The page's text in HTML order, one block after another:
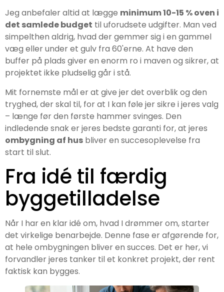
Jeg anbefaler altid at lægge minimum 10-15 % oven i
det samlede budget til uforudsete udgifter. Man ved
simpelthen aldrig, hvad der gemmer sig i en gammel
væg eller under et gulv fra 60'erne. At have den
buffer på plads giver en enorm ro i maven og sikrer, at
projektet ikke pludselig går i stå.
Mit fornemste mål er at give jer det overblik og den
tryghed, der skal til, for at I kan føle jer sikre i jeres valg
– længe før den første hammer svinges. Den
indledende snak er jeres bedste garanti for, at jeres
ombygning af hus bliver en succesoplevelse fra
start til slut.
Fra idé til færdig
byggetilladelse
Når I har en klar idé om, hvad I drømmer om, starter
det virkelige benarbejde. Denne fase er afgørende for,
at hele ombygningen bliver en succes. Det er her, vi
forvandler jeres tanker til et konkret projekt, der rent
faktisk kan bygges.